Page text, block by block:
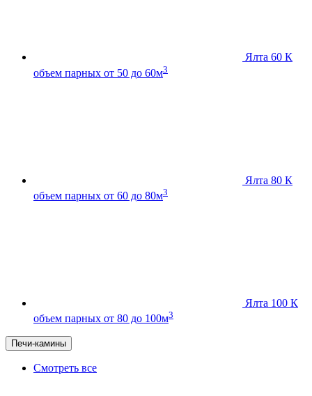
Ялта 60 К
объем парных от 50 до 60м3
Ялта 80 К
объем парных от 60 до 80м3
Ялта 100 К
объем парных от 80 до 100м3
Печи-камины
Смотреть все